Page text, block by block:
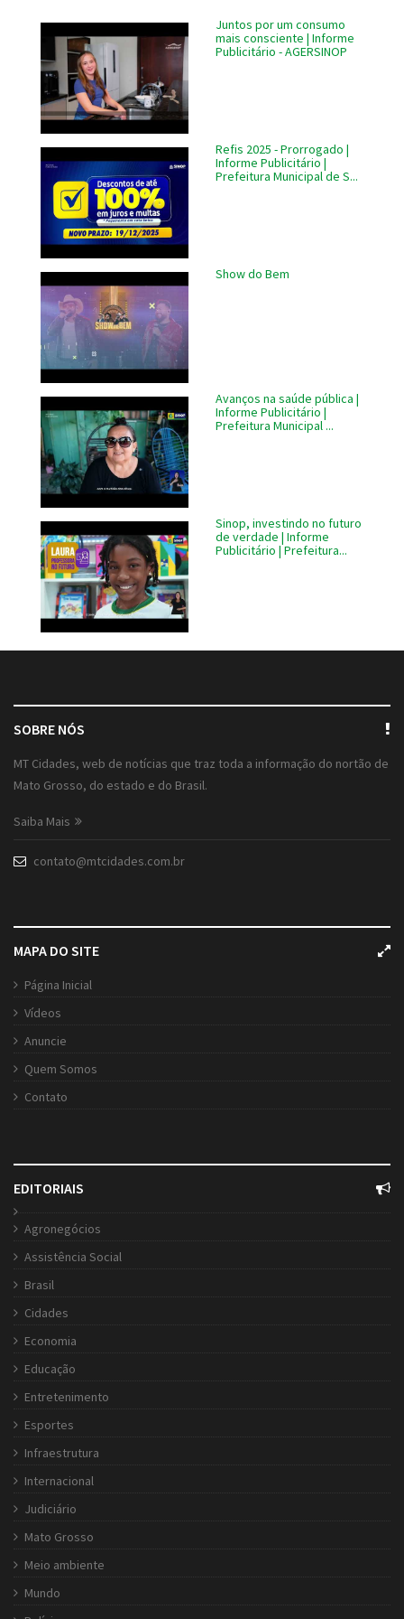
Juntos por um consumo
mais consciente | Informe
Publicitário - AGERSINOP
Refis 2025 - Prorrogado |
Informe Publicitário |
Prefeitura Municipal de S...
Show do Bem
Avanços na saúde pública |
Informe Publicitário |
Prefeitura Municipal ...
Sinop, investindo no futuro
de verdade | Informe
Publicitário | Prefeitura...
SOBRE NÓS
MT Cidades, web de notícias que traz toda a informação do nortão de
Mato Grosso, do estado e do Brasil.
Saiba Mais
contato@mtcidades.com.br
MAPA DO SITE
Página Inicial
Vídeos
Anuncie
Quem Somos
Contato
EDITORIAIS
Agronegócios
Assistência Social
Brasil
Cidades
Economia
Educação
Entretenimento
Esportes
Infraestrutura
Internacional
Judiciário
Mato Grosso
Meio ambiente
Mundo